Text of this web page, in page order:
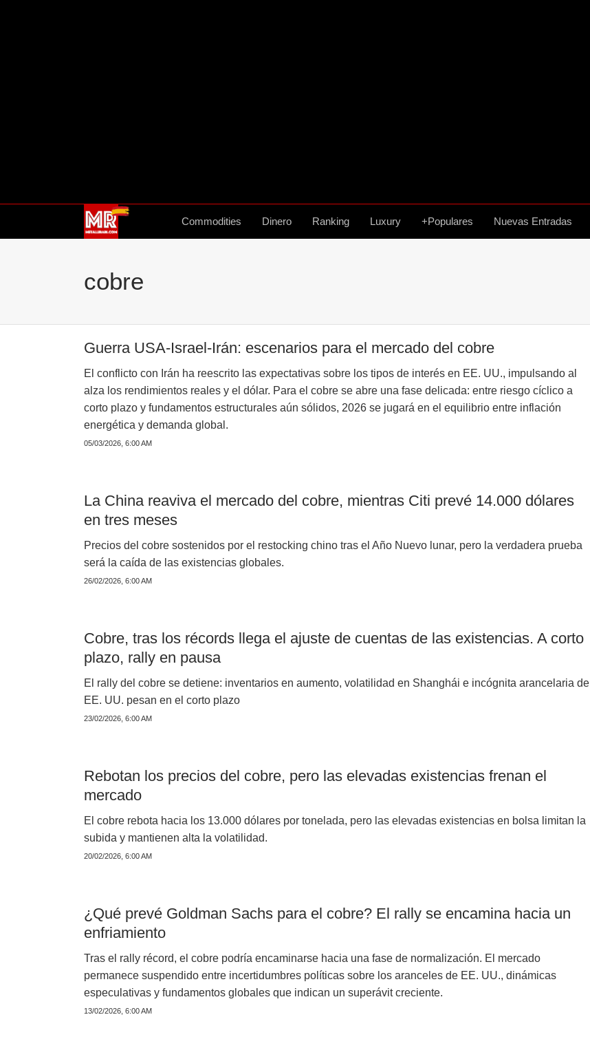
Commodities Dinero Ranking Luxury +Populares Nuevas Entradas
cobre
Guerra USA-Israel-Irán: escenarios para el mercado del cobre
El conflicto con Irán ha reescrito las expectativas sobre los tipos de interés en EE. UU., impulsando al
alza los rendimientos reales y el dólar. Para el cobre se abre una fase delicada: entre riesgo cíclico a
corto plazo y fundamentos estructurales aún sólidos, 2026 se jugará en el equilibrio entre inflación
energética y demanda global.
05/03/2026, 6:00 AM
La China reaviva el mercado del cobre, mientras Citi prevé 14.000 dólares
en tres meses
Precios del cobre sostenidos por el restocking chino tras el Año Nuevo lunar, pero la verdadera prueba
será la caída de las existencias globales.
26/02/2026, 6:00 AM
Cobre, tras los récords llega el ajuste de cuentas de las existencias. A corto
plazo, rally en pausa
El rally del cobre se detiene: inventarios en aumento, volatilidad en Shanghái e incógnita arancelaria de
EE. UU. pesan en el corto plazo
23/02/2026, 6:00 AM
Rebotan los precios del cobre, pero las elevadas existencias frenan el
mercado
El cobre rebota hacia los 13.000 dólares por tonelada, pero las elevadas existencias en bolsa limitan la
subida y mantienen alta la volatilidad.
20/02/2026, 6:00 AM
¿Qué prevé Goldman Sachs para el cobre? El rally se encamina hacia un
enfriamiento
Tras el rally récord, el cobre podría encaminarse hacia una fase de normalización. El mercado
permanece suspendido entre incertidumbres políticas sobre los aranceles de EE. UU., dinámicas
especulativas y fundamentos globales que indican un superávit creciente.
13/02/2026, 6:00 AM